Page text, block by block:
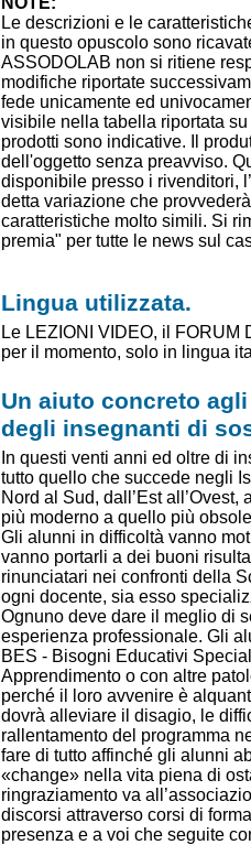
Le descrizioni e le
in questo opuscolo sono
ASSODOLAB non si ritiene
modifiche riportate
fede unicamente ed
visibile nella tabella riportata
prodotti sono indicative. Il
dell'oggetto senza preavviso.
disponibile presso i rivenditori,
detta variazione che
caratteristiche molto simili. Si
premia" per tutte le news sul
Lingua utilizzata.
Le LEZIONI VIDEO, il FORUM
per il momento, solo in lingua
Un aiuto concreto
degli insegnanti di
In questi venti anni ed oltre di
tutto quello che succede negli
Nord al Sud, dall’Est
più moderno a quello più
Gli alunni in difficoltà vanno
vanno portarli a dei buoni
rinunciatari nei confronti della
ogni docente, sia esso
Ognuno deve dare il meglio di
esperienza professionale. Gli
BES - Bisogni Educativi
Apprendimento o con altre
perché il loro avvenire è
dovrà alleviare il disagio, le
rallentamento del programma
fare di tutto affinché gli alunni
«change» nella vita piena di
ringraziamento va
discorsi attraverso corsi di
presenza e a voi che seguite